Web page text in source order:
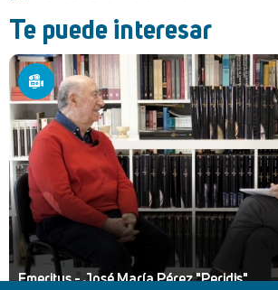
Te puede interesar
Emeritus - José María Pérez "Peridis"